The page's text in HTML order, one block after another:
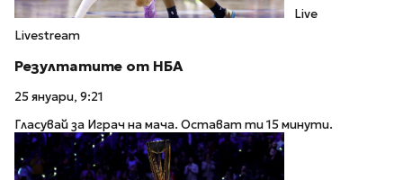
Live
Livestream
Резултатите от НБА
25 януари, 9:21
Гласувай за Играч на мача. Остават ти 15 минути.